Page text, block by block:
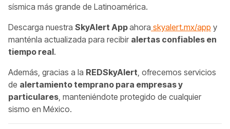
sísmica más grande de Latinoamérica.
Descarga nuestra SkyAlert Appahora skyalert.mx/app y
manténla actualizada para recibir alertas confiables en
tiempo real.
Además, gracias a la REDSkyAlert , ofrecemos servicios
de alertamiento temprano para empresas y
particulares , manteniéndote protegido de cualquier
sismo en México.